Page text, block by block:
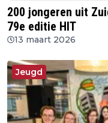
200 jongeren uit
79e editie HIT
13 maart 2026
Jeugd